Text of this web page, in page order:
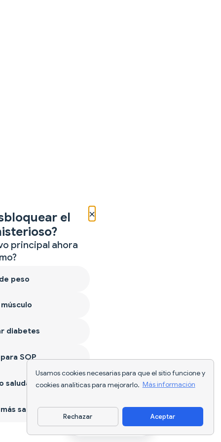
Usamos cookies necesarias para que el sitio funcione y
cookies analíticas para mejorarlo. Más información
Rechazar Aceptar
Descargar app
×
el
principal ahora
peso
diabetes
SOP
saludable
sano